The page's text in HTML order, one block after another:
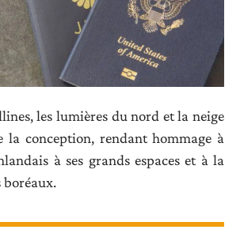
les lumières du nord et la neige
conception, rendant hommage à
à ses grands espaces et à la
boréaux.